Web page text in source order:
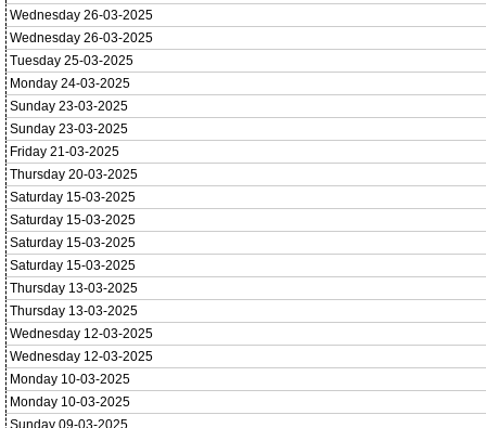
Wednesday 26-03-2025
Wednesday 26-03-2025
Tuesday 25-03-2025
Monday 24-03-2025
Sunday 23-03-2025
Sunday 23-03-2025
Friday 21-03-2025
Thursday 20-03-2025
Saturday 15-03-2025
Saturday 15-03-2025
Saturday 15-03-2025
Saturday 15-03-2025
Thursday 13-03-2025
Thursday 13-03-2025
Wednesday 12-03-2025
Wednesday 12-03-2025
Monday 10-03-2025
Monday 10-03-2025
Sunday 09-03-2025